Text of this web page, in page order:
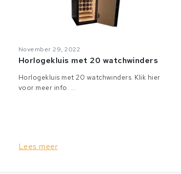
November 29, 2022
Horlogekluis met 20 watchwinders
Horlogekluis met 20 watchwinders. Klik hier
voor meer info. ...
Lees meer